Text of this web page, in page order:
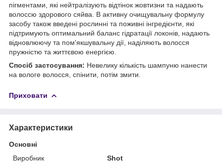
пігментами, які нейтралізують відтінок жовтизни та надають
волоссю здорового сяйва. В активну очищувальну формулу
засобу також введені рослинні та поживні інгредієнти, які
підтримують оптимальний баланс гідратації локонів, надають
відновлюючу та пом'якшувальну дії, наділяють волосся
пружністю та життєвою енергією.
Спосіб застосування: Невелику кількість шампуню нанести
на вологе волосся, спінити, потім змити.
Приховати
Характеристики
Основні
Виробник
Shot